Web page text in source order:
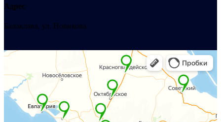
Адрес
Балаклава, ул. Новикова